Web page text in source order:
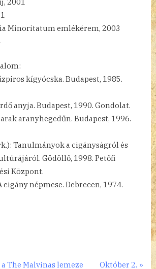
Minoritatum emlékérem, 2003
kígyócska. Budapest, 1985.
anyja. Budapest, 1990. Gondolat.
aranyhegedűn. Budapest, 1996.
Tanulmányok a cigányságról és
Gödöllő, 1998. Petőfi
Központ.
cigány népmese. Debrecen, 1974.
The Malvinas lemeze N
Október 2.